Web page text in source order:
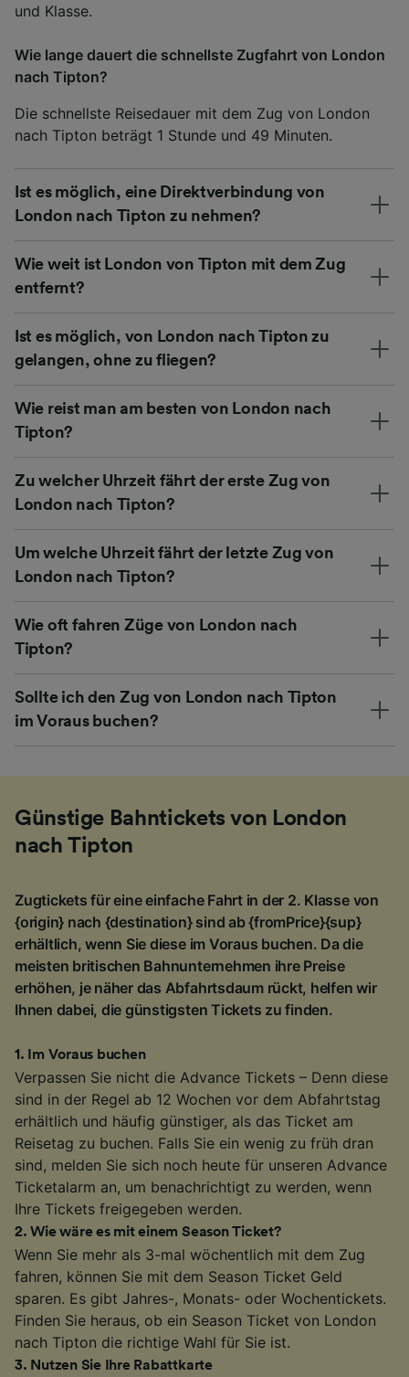
und Klasse.
Wie lange dauert die schnellste Zugfahrt von London
nach Tipton?
Die schnellste Reisedauer mit dem Zug von London
nach Tipton beträgt 1 Stunde und 49 Minuten.
Ist es möglich, eine Direktverbindung von
London nach Tipton zu nehmen?
Wie weit ist London von Tipton mit dem Zug
entfernt?
Ist es möglich, von London nach Tipton zu
gelangen, ohne zu fliegen?
Wie reist man am besten von London nach
Tipton?
Zu welcher Uhrzeit fährt der erste Zug von
London nach Tipton?
Um welche Uhrzeit fährt der letzte Zug von
London nach Tipton?
Wie oft fahren Züge von London nach
Tipton?
Sollte ich den Zug von London nach Tipton
im Voraus buchen?
Günstige Bahntickets von London
nach Tipton
Zugtickets für eine einfache Fahrt in der 2. Klasse von
{origin} nach {destination} sind ab {fromPrice}{sup}
erhältlich, wenn Sie diese im Voraus buchen. Da die
meisten britischen Bahnunternehmen ihre Preise
erhöhen, je näher das Abfahrtsdaum rückt, helfen wir
Ihnen dabei, die günstigsten Tickets zu finden.
1. Im Voraus buchen
Verpassen Sie nicht die Advance Tickets – Denn diese
sind in der Regel ab 12 Wochen vor dem Abfahrtstag
erhältlich und häufig günstiger, als das Ticket am
Reisetag zu buchen. Falls Sie ein wenig zu früh dran
sind, melden Sie sich noch heute für unseren Advance
Ticketalarm an, um benachrichtigt zu werden, wenn
Ihre Tickets freigegeben werden.
2.Wie wäre es mit einem Season Ticket?
Wenn Sie mehr als 3-mal wöchentlich mit dem Zug
fahren, können Sie mit dem Season Ticket Geld
sparen. Es gibt Jahres-, Monats- oder Wochentickets.
Finden Sie heraus, ob ein Season Ticket von London
nach Tipton die richtige Wahl für Sie ist.
3. Nutzen Sie Ihre Rabattkarte